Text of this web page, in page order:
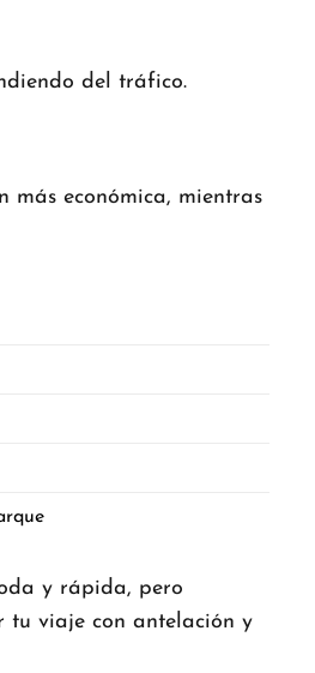
del tráfico.
más económica, mientras
y rápida, pero
tu viaje con antelación y